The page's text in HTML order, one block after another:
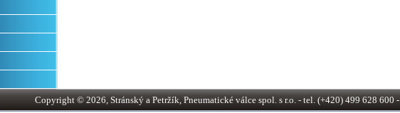
Copyright © 2026, Stránský a Petržík, Pneumatické válce spol. s r.o. - tel. (+420) 499 628 600 -